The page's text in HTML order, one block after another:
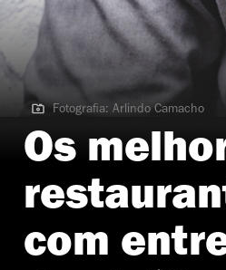
Fotografia: Arlindo Camacho |
Fotografia: Arlindo Camacho
Os
com